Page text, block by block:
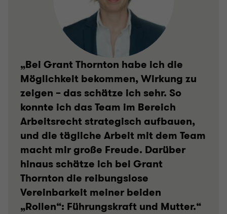
„Bei Grant Thornton habe ich die
Möglichkeit bekommen, Wirkung zu
zeigen – das schätze ich sehr. So
konnte ich das Team im Bereich
Arbeitsrecht strategisch aufbauen,
und die tägliche Arbeit mit dem Team
macht mir große Freude. Darüber
hinaus schätze ich bei Grant
Thornton die reibungslose
Vereinbarkeit meiner beiden
„Rollen“: Führungskraft und Mutter.“